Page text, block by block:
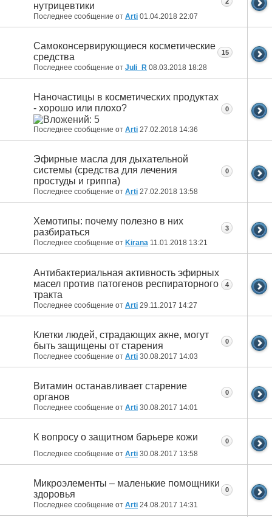
нутрицевтики
Последнее сообщение от Arti 01.04.2018 22:07
Самоконсервирующиеся косметические
средства
Последнее сообщение от Juli_R 08.03.2018 18:28
15
Наночастицы в косметических продуктах
- хорошо или плохо?
Последнее сообщение от Arti 27.02.2018 14:36
0
Эфирные масла для дыхательной
системы (средства для лечения
простуды и гриппа)
Последнее сообщение от Arti 27.02.2018 13:58
0
Хемотипы: почему полезно в них
разбираться
Последнее сообщение от Kirana 11.01.2018 13:21
3
Антибактериальная активность эфирных
масел против патогенов респираторного
тракта
Последнее сообщение от Arti 29.11.2017 14:27
4
Клетки людей, страдающих акне, могут
быть защищены от старения
Последнее сообщение от Arti 30.08.2017 14:03
0
Витамин останавливает старение
органов
Последнее сообщение от Arti 30.08.2017 14:01
0
К вопросу о защитном барьере кожи
Последнее сообщение от Arti 30.08.2017 13:58
0
Микроэлементы – маленькие помощники
здоровья
Последнее сообщение от Arti 24.08.2017 14:31
0